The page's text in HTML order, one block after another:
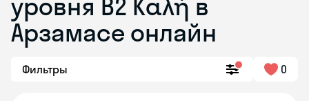
Арзамасе онлайн
Фильтры 0
online